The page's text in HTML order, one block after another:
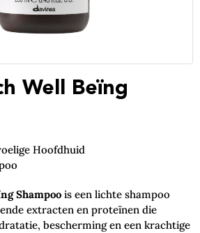
Well Beïng
Hoofdhuid
Shampoo is een lichte shampoo
extracten en proteïnen die
bescherming en een krachtige